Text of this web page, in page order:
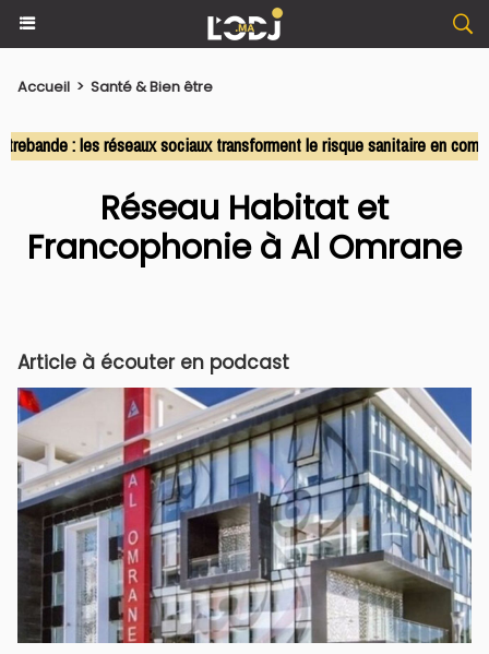
Accueil > Santé & Bien être
: les réseaux sociaux transforment le risque sanitaire en
Réseau Habitat et
Francophonie à Al Omrane
Article à écouter en podcast